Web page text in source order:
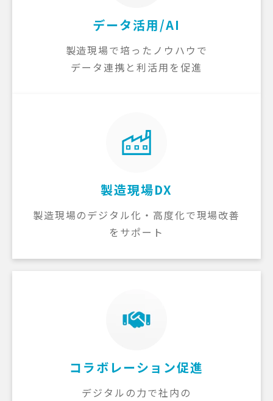
データ活用/AI
製造現場で培ったノウハウで
データ連携と利活用を促進
製造現場DX
製造現場のデジタル化・高度化で現場改善
をサポート
コラボレーション促進
デジタルの力で社内の